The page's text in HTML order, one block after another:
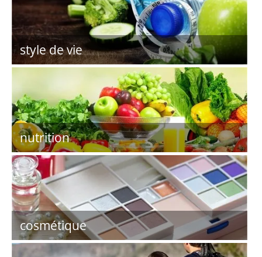
style de vie
nutrition
cosmétique